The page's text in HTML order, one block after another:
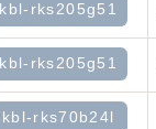
kbl-rks205g51
kbl-rks205g51
kbl-rks70b24l